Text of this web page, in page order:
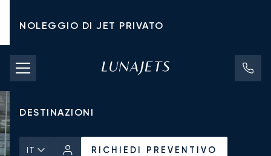
NOLEGGIO DI JET PRIVATO
TARIFFE DI NOLEGGIO
JET PRIVATI
DESTINAZIONI
IT RICHIEDI PREVENTIVO